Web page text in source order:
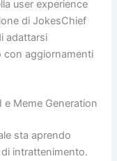
user experience
di JokesChief
adattarsi
con aggiornamenti
e Meme Generation
sta aprendo
intrattenimento.